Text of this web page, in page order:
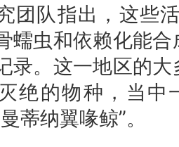
队指出，这些活
蠕虫和依赖化能
录。这一地区的
绝的物种，当中
蒂纳翼喙鲸”。